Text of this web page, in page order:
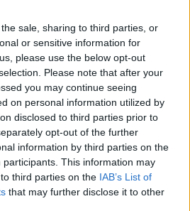
sale, sharing to third parties, or
or sensitive information for
please use the below opt-out
Please note that after your
you may continue seeing
on personal information utilized by
disclosed to third parties prior to
opt-out of the further
information by third parties on the
participants. This information may
third parties on the IAB’s List of
that may further disclose it to other
var sex respektive åtta
var att norska VM-
Jacobsen missade att gå
först på 35:e plats.